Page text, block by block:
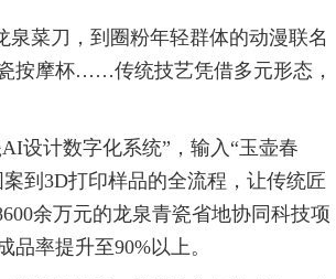
泉菜刀，到圈粉年轻群体的动漫联名
按摩杯……传统技艺凭借多元形态，
设计数字化系统”，输入“玉壶春
到3D打印样品的全流程，让传统匠
余万元的龙泉青瓷省地协同科技项
率提升至90%以上。